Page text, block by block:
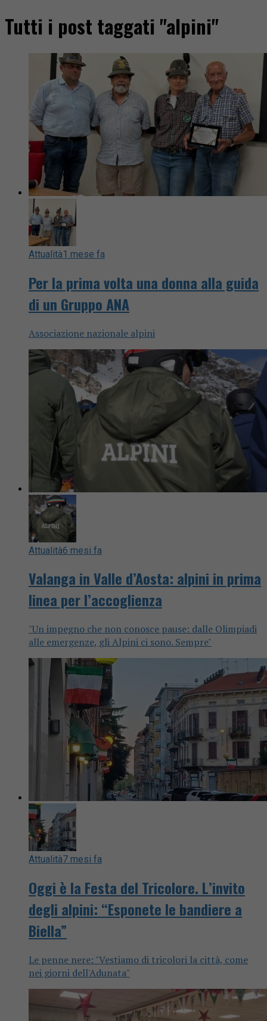
Tutti i post taggati "alpini"
Attualità1 mese fa
Per la prima volta una donna alla guida
di un Gruppo ANA
Associazione nazionale alpini
Attualità6 mesi fa
Valanga in Valle d’Aosta: alpini in prima
linea per l’accoglienza
"Un impegno che non conosce pause: dalle Olimpiadi
alle emergenze, gli Alpini ci sono. Sempre"
Attualità7 mesi fa
Oggi è la Festa del Tricolore. L’invito
degli alpini: “Esponete le bandiere a
Biella”
Le penne nere: "Vestiamo di tricolori la città, come
nei giorni dell'Adunata"